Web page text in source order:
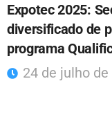
Expotec 2025:
diversificado de
programa
24 de julho